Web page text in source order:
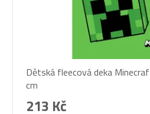
Dětská fleecová deka
cm
213 Kč